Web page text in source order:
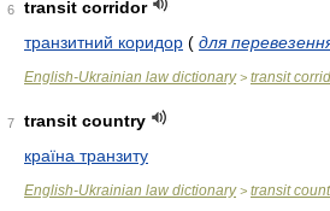
6
transit corridor
транзитний коридор ( для
English-Ukrainian law dictionary> transit
7
transit country
країна транзиту
English-Ukrainian law dictionary> transit